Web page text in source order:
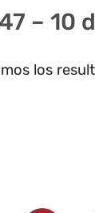
– 10
los